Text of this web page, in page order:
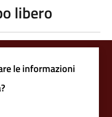
libero
le informazioni